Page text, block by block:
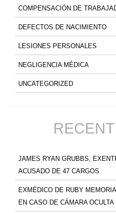
COMPENSACIÓN DE
DEFECTOS DE NACIMIENTO
LESIONES PERSONALES
NEGLIGENCIA MÉDICA
UNCATEGORIZED
JAMES RYAN GRUBBS,
ACUSADO DE 47 CARGOS
EXMÉDICO DE RUBY
EN CASO DE CÁMARA OCULTA